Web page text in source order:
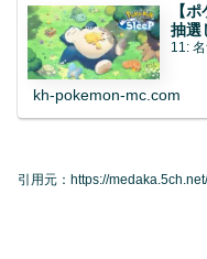
【
抽選
11:
kh-pokemon-mc.com
引用元：https://